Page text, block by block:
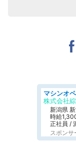
株式会社
新潟県
時給
正社員 /
スポンサ